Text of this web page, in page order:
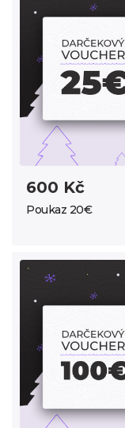
600 Kč
Poukaz 20€